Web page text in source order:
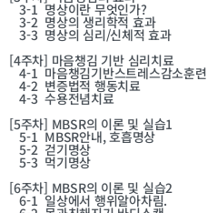
3-1명상이란 무엇인가?
3-2 명상의 생리학적 효과
3-3명상의 심리/신체적 효과
[4주차] 마음챙김 기반 심리치료
4-1마음챙김기반스트레스감소훈련
4-2 변증법적 행동치료
4-3수용전념치료
[5주차] MBSR의 이론 및 실습1
5-1MBSR안내, 호흡명상
5-2 걷기명상
5-3먹기명상
[6주차] MBSR의 이론 및 실습2
6-1일상에서 행위알아차림.